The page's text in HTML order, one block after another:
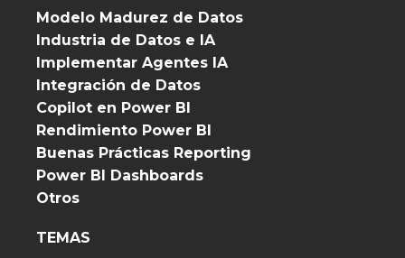
Modelo Madurez de Datos
Industria de Datos e IA
Implementar Agentes IA
Integración de Datos
Copilot en Power BI
Rendimiento Power BI
Buenas Prácticas Reporting
Power BI Dashboards
Otros
TEMAS